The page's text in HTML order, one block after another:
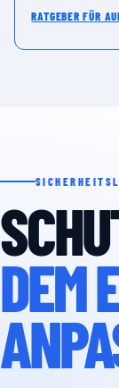
RATGEBER FÜR
DEM